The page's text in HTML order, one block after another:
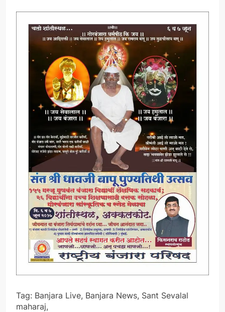
Tag: Banjara Live, Banjara News, Sant Sevalal
maharaj,